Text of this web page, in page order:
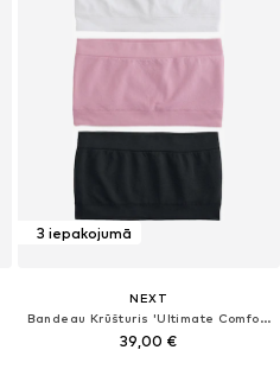
3 iepakojumā
NEXT
Bandeau Krūšturis 'Ultimate Comfort'
39,00 €